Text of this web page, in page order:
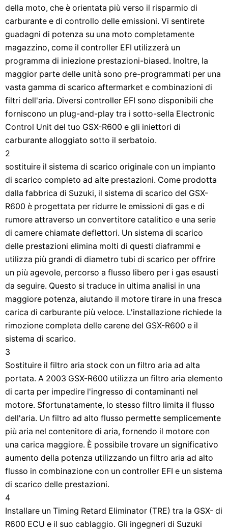
della moto, che è orientata più verso il risparmio di
carburante e di controllo delle emissioni. Vi sentirete
guadagni di potenza su una moto completamente
magazzino, come il controller EFI utilizzerà un
programma di iniezione prestazioni-biased. Inoltre, la
maggior parte delle unità sono pre-programmati per una
vasta gamma di scarico aftermarket e combinazioni di
filtri dell'aria. Diversi controller EFI sono disponibili che
forniscono un plug-and-play tra i sotto-sella Electronic
Control Unit del tuo GSX-R600 e gli iniettori di
carburante alloggiato sotto il serbatoio.
2
sostituire il sistema di scarico originale con un impianto
di scarico completo ad alte prestazioni. Come prodotta
dalla fabbrica di Suzuki, il sistema di scarico del GSX-
R600 è progettata per ridurre le emissioni di gas e di
rumore attraverso un convertitore catalitico e una serie
di camere chiamate deflettori. Un sistema di scarico
delle prestazioni elimina molti di questi diaframmi e
utilizza più grandi di diametro tubi di scarico per offrire
un più agevole, percorso a flusso libero per i gas esausti
da seguire. Questo si traduce in ultima analisi in una
maggiore potenza, aiutando il motore tirare in una fresca
carica di carburante più veloce. L'installazione richiede la
rimozione completa delle carene del GSX-R600 e il
sistema di scarico.
3
Sostituire il filtro aria stock con un filtro aria ad alta
portata. A 2003 GSX-R600 utilizza un filtro aria elemento
di carta per impedire l'ingresso di contaminanti nel
motore. Sfortunatamente, lo stesso filtro limita il flusso
dell'aria. Un filtro ad alto flusso permette semplicemente
più aria nel contenitore di aria, fornendo il motore con
una carica maggiore. È possibile trovare un significativo
aumento della potenza utilizzando un filtro aria ad alto
flusso in combinazione con un controller EFI e un sistema
di scarico delle prestazioni.
4
Installare un Timing Retard Eliminator (TRE) tra la GSX- di
R600 ECU e il suo cablaggio. Gli ingegneri di Suzuki